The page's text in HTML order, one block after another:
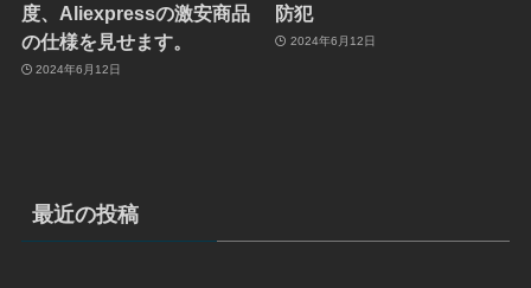
度、Aliexpressの激安商品
の仕様を見せます。
2024年6月12日
防犯
2024年6月12日
最近の投稿